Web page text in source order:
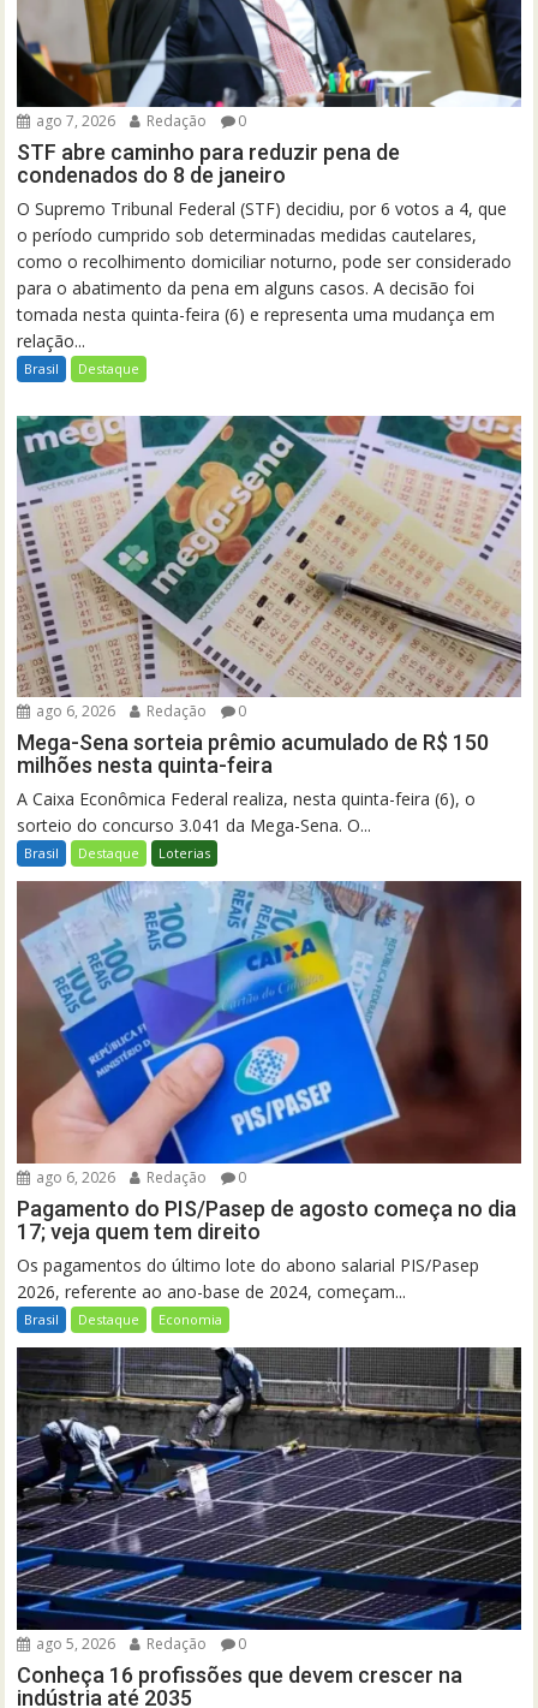
ago 7, 2026 Redação 0
STF abre caminho para reduzir pena de
condenados do 8 de janeiro
O Supremo Tribunal Federal (STF) decidiu, por 6 votos a 4, que
o período cumprido sob determinadas medidas cautelares,
como o recolhimento domiciliar noturno, pode ser considerado
para o abatimento da pena em alguns casos. A decisão foi
tomada nesta quinta-feira (6) e representa uma mudança em
relação...
Brasil Destaque
ago 6, 2026 Redação 0
Mega-Sena sorteia prêmio acumulado de R$ 150
milhões nesta quinta-feira
A Caixa Econômica Federal realiza, nesta quinta-feira (6), o
sorteio do concurso 3.041 da Mega-Sena. O...
Brasil Destaque Loterias
ago 6, 2026 Redação 0
Pagamento do PIS/Pasep de agosto começa no dia
17; veja quem tem direito
Os pagamentos do último lote do abono salarial PIS/Pasep
2026, referente ao ano-base de 2024, começam...
Brasil Destaque Economia
ago 5, 2026 Redação 0
Conheça 16 profissões que devem crescer na
indústria até 2035